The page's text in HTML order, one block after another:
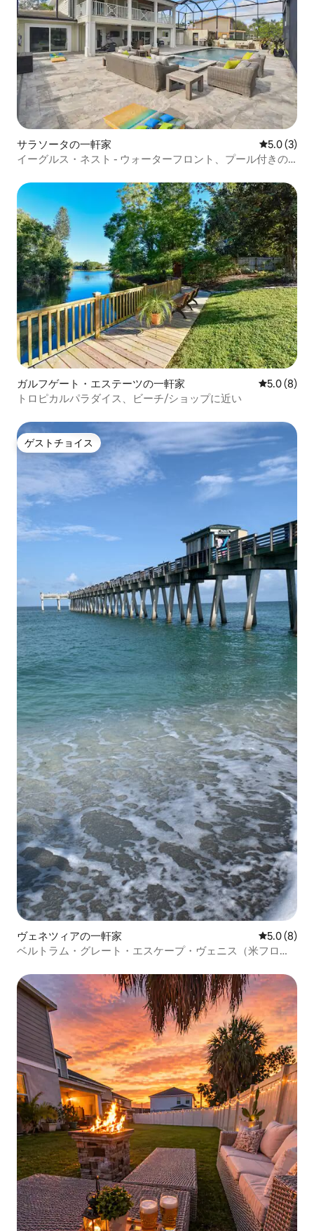
サラソータの一軒家 レビュー3
5.0 (3)
イーグルス・ネスト - ウォーターフロント、プール付きの
ガルフゲート・エステーツの一軒家 レビュー8
5.0 (8)
トロピカルパラダイス、ビーチ/ショップに近い
ゲストチョイス
ゲストチョイス
ヴェネツィアの一軒家 レビュー8
5.0 (8)
ベルトラム・グレート・エスケープ・ヴェニス（米フロリ